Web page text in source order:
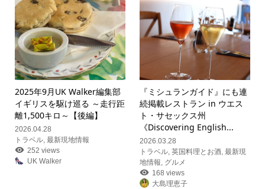
2025年9月UK Walker編集部
イギリスを駆け巡る ～走行距
離1,500キロ～【後編】
2026.04.28
トラベル, 最新現地情報
252 views
UK Walker
『ミシュランガイド』にも連
続掲載レストラン in ウエス
ト・サセックス州
《Discovering English...
2026.03.28
トラベル ,英国料理とお酒 ,最新現
地情報 グルメ
168 views
大島理恵子